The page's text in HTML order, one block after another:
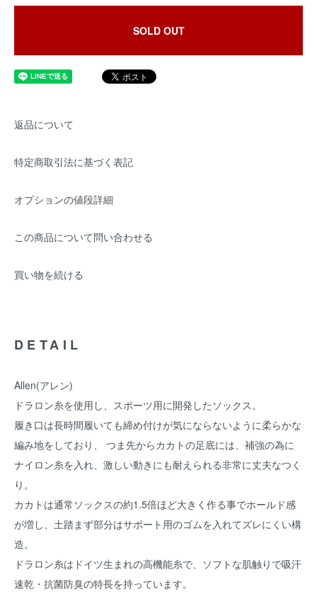
SOLD OUT
返品について
特定商取引法に基づく表記
オプションの値段詳細
この商品について問い合わせる
買い物を続ける
DETAIL
Allen(アレン)
ドラロン糸を使用し、スポーツ用に開発したソックス。
履き口は長時間履いても締め付けが気にならないように柔らかな
編み地をしており、 つま先からカカトの足底には、補強の為に
ナイロン糸を入れ、激しい動きにも耐えられる非常に丈夫なつく
り。
カカトは通常ソックスの約1.5倍ほど大きく作る事でホールド感
が増し、土踏まず部分はサポート用のゴムを入れてズレにくい構
造。
ドラロン糸はドイツ生まれの高機能糸で、ソフトな肌触りで吸汗
速乾・抗菌防臭の特長を持っています。